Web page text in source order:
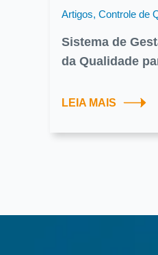
Artigos, Controle de
Sistema de
da Qualidade
LEIA MAIS